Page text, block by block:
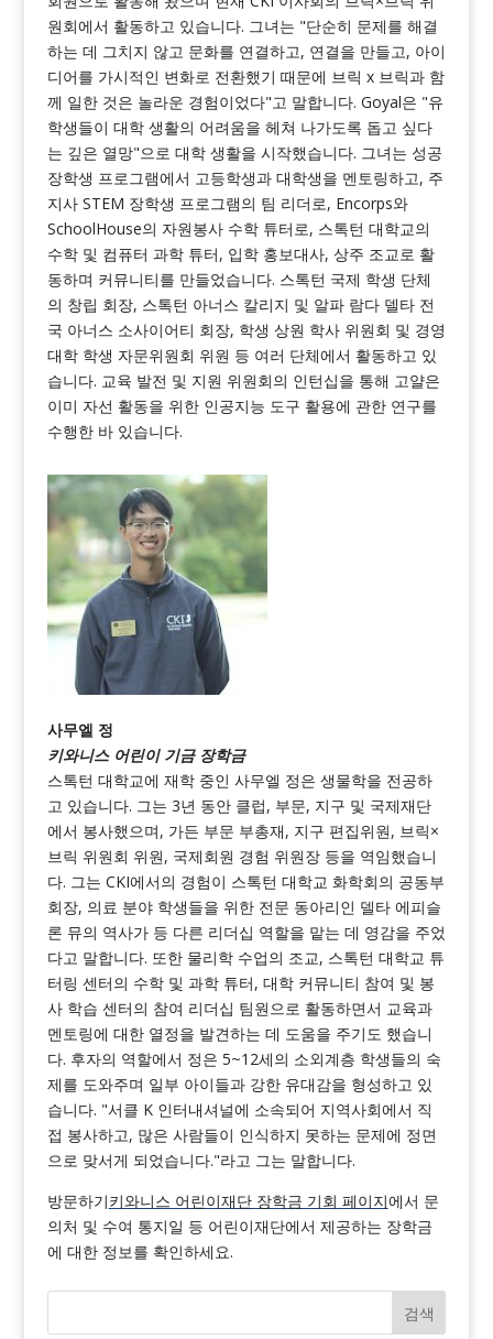
원회에서 활동하고 있습니다. 그녀는 "단순히 문제를 해결
하는 데 그치지 않고 문화를 연결하고, 연결을 만들고, 아이
디어를 가시적인 변화로 전환했기 때문에 브릭 x 브릭과 함
께 일한 것은 놀라운 경험이었다"고 말합니다. Goyal은 "유
학생들이 대학 생활의 어려움을 헤쳐 나가도록 돕고 싶다
는 깊은 열망"으로 대학 생활을 시작했습니다. 그녀는 성공
장학생 프로그램에서 고등학생과 대학생을 멘토링하고, 주
지사 STEM 장학생 프로그램의 팀 리더로, Encorps와
SchoolHouse의 자원봉사 수학 튜터로, 스톡턴 대학교의
수학 및 컴퓨터 과학 튜터, 입학 홍보대사, 상주 조교로 활
동하며 커뮤니티를 만들었습니다. 스톡턴 국제 학생 단체
의 창립 회장, 스톡턴 아너스 칼리지 및 알파 람다 델타 전
국 아너스 소사이어티 회장, 학생 상원 학사 위원회 및 경영
대학 학생 자문위원회 위원 등 여러 단체에서 활동하고 있
습니다. 교육 발전 및 지원 위원회의 인턴십을 통해 고얄은
이미 자선 활동을 위한 인공지능 도구 활용에 관한 연구를
수행한 바 있습니다.
사무엘 정
키와니스 어린이 기금 장학금
스톡턴 대학교에 재학 중인 사무엘 정은 생물학을 전공하
고 있습니다. 그는 3년 동안 클럽, 부문, 지구 및 국제재단
에서 봉사했으며, 가든 부문 부총재, 지구 편집위원, 브릭×
브릭 위원회 위원, 국제회원 경험 위원장 등을 역임했습니
다. 그는 CKI에서의 경험이 스톡턴 대학교 화학회의 공동부
회장, 의료 분야 학생들을 위한 전문 동아리인 델타 에피슬
론 뮤의 역사가 등 다른 리더십 역할을 맡는 데 영감을 주었
다고 말합니다. 또한 물리학 수업의 조교, 스톡턴 대학교 튜
터링 센터의 수학 및 과학 튜터, 대학 커뮤니티 참여 및 봉
사 학습 센터의 참여 리더십 팀원으로 활동하면서 교육과
멘토링에 대한 열정을 발견하는 데 도움을 주기도 했습니
다. 후자의 역할에서 정은 5~12세의 소외계층 학생들의 숙
제를 도와주며 일부 아이들과 강한 유대감을 형성하고 있
습니다. "서클 K 인터내셔널에 소속되어 지역사회에서 직
접 봉사하고, 많은 사람들이 인식하지 못하는 문제에 정면
으로 맞서게 되었습니다."라고 그는 말합니다.
방문하기키와니스 어린이재단 장학금 기회 페이지에서 문
의처 및 수여 통지일 등 어린이재단에서 제공하는 장학금
에 대한 정보를 확인하세요.
검색